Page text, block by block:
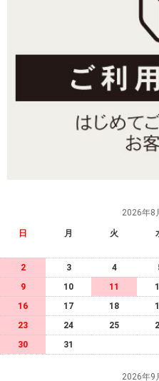
2026年8
日 月 火
2
3 4
9
10 11
16
17 18
23
24 25
30
31
2026年9